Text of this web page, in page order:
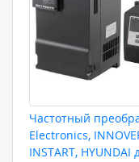
Частотный
Electronics,
INSTART,